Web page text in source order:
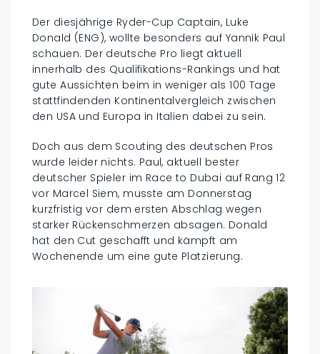
Der diesjährige Ryder-Cup Captain, Luke
Donald (ENG), wollte besonders auf Yannik Paul
schauen. Der deutsche Pro liegt aktuell
innerhalb des Qualifikations-Rankings und hat
gute Aussichten beim in weniger als 100 Tage
stattfindenden Kontinentalvergleich zwischen
den USA und Europa in Italien dabei zu sein.
Doch aus dem Scouting des deutschen Pros
wurde leider nichts. Paul, aktuell bester
deutscher Spieler im Race to Dubai auf Rang 12
vor Marcel Siem, musste am Donnerstag
kurzfristig vor dem ersten Abschlag wegen
starker Rückenschmerzen absagen. Donald
hat den Cut geschafft und kämpft am
Wochenende um eine gute Platzierung.